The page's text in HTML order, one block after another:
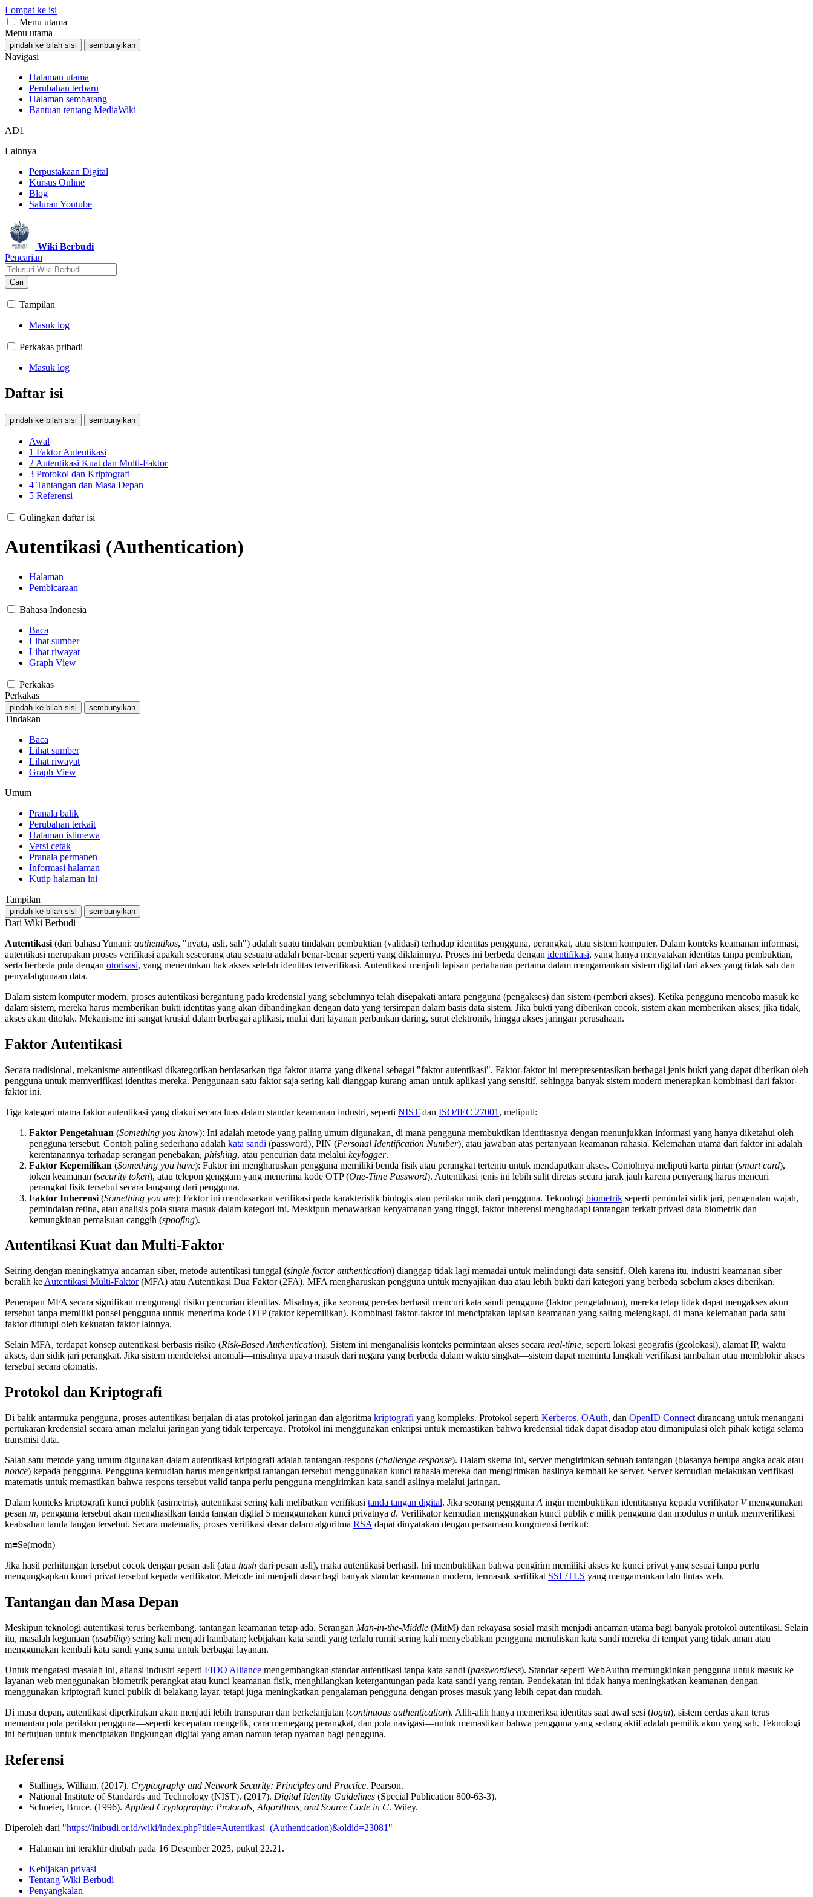
Lompat ke isi
Menu utama
Menu utama
pindah ke bilah sisi sembunyikan
Navigasi
Halaman utama
Perubahan terbaru
Halaman sembarang
Bantuan tentang MediaWiki
AD1
Lainnya
Perpustakaan Digital
Kursus Online
Blog
Saluran Youtube
Wiki Berbudi
Pencarian
Cari
Tampilan
Masuk log
Perkakas pribadi
Masuk log
Daftar isi
pindah ke bilah sisi sembunyikan
Awal
1 Faktor Autentikasi
2 Autentikasi Kuat dan Multi-Faktor
3 Protokol dan Kriptografi
4 Tantangan dan Masa Depan
5 Referensi
Gulingkan daftar isi
Autentikasi (Authentication)
Halaman
Pembicaraan
Bahasa Indonesia
Baca
Lihat sumber
Lihat riwayat
Graph View
Perkakas
Perkakas
pindah ke bilah sisi sembunyikan
Tindakan
Baca
Lihat sumber
Lihat riwayat
Graph View
Umum
Pranala balik
Perubahan terkait
Halaman istimewa
Versi cetak
Pranala permanen
Informasi halaman
Kutip halaman ini
Tampilan
pindah ke bilah sisi sembunyikan
Dari Wiki Berbudi
Autentikasi (dari bahasa Yunani: authentikos, "nyata, asli, sah") adalah suatu tindakan pembuktian (validasi) terhadap identitas pengguna, perangkat, atau sistem komputer. Dalam konteks keamanan informasi,
autentikasi merupakan proses verifikasi apakah seseorang atau sesuatu adalah benar-benar seperti yang diklaimnya. Proses ini berbeda dengan identifikasi, yang hanya menyatakan identitas tanpa pembuktian,
serta berbeda pula dengan otorisasi, yang menentukan hak akses setelah identitas terverifikasi. Autentikasi menjadi lapisan pertahanan pertama dalam mengamankan sistem digital dari akses yang tidak sah dan
penyalahgunaan data.
Dalam sistem komputer modern, proses autentikasi bergantung pada kredensial yang sebelumnya telah disepakati antara pengguna (pengakses) dan sistem (pemberi akses). Ketika pengguna mencoba masuk ke
dalam sistem, mereka harus memberikan bukti identitas yang akan dibandingkan dengan data yang tersimpan dalam basis data sistem. Jika bukti yang diberikan cocok, sistem akan memberikan akses; jika tidak,
akses akan ditolak. Mekanisme ini sangat krusial dalam berbagai aplikasi, mulai dari layanan perbankan daring, surat elektronik, hingga akses jaringan perusahaan.
Faktor Autentikasi
Secara tradisional, mekanisme autentikasi dikategorikan berdasarkan tiga faktor utama yang dikenal sebagai "faktor autentikasi". Faktor-faktor ini merepresentasikan berbagai jenis bukti yang dapat diberikan oleh
pengguna untuk memverifikasi identitas mereka. Penggunaan satu faktor saja sering kali dianggap kurang aman untuk aplikasi yang sensitif, sehingga banyak sistem modern menerapkan kombinasi dari faktor-
faktor ini.
Tiga kategori utama faktor autentikasi yang diakui secara luas dalam standar keamanan industri, seperti NIST dan ISO/IEC 27001 , meliputi:
Faktor Pengetahuan (Something you know): Ini adalah metode yang paling umum digunakan, di mana pengguna membuktikan identitasnya dengan menunjukkan informasi yang hanya diketahui oleh
pengguna tersebut. Contoh paling sederhana adalah kata sandi (password), PIN (Personal Identification Number), atau jawaban atas pertanyaan keamanan rahasia. Kelemahan utama dari faktor ini adalah
kerentanannya terhadap serangan penebakan, phishing, atau pencurian data melalui keylogger.
Faktor Kepemilikan (Something you have): Faktor ini mengharuskan pengguna memiliki benda fisik atau perangkat tertentu untuk mendapatkan akses. Contohnya meliputi kartu pintar (smart card),
token keamanan (security token), atau telepon genggam yang menerima kode OTP (One-Time Password). Autentikasi jenis ini lebih sulit diretas secara jarak jauh karena penyerang harus mencuri
perangkat fisik tersebut secara langsung dari pengguna.
Faktor Inherensi (Something you are): Faktor ini mendasarkan verifikasi pada karakteristik biologis atau perilaku unik dari pengguna. Teknologi biometrik seperti pemindai sidik jari, pengenalan wajah,
pemindaian retina, atau analisis pola suara masuk dalam kategori ini. Meskipun menawarkan kenyamanan yang tinggi, faktor inherensi menghadapi tantangan terkait privasi data biometrik dan
kemungkinan pemalsuan canggih (spoofing).
Autentikasi Kuat dan Multi-Faktor
Seiring dengan meningkatnya ancaman siber, metode autentikasi tunggal (single-factor authentication) dianggap tidak lagi memadai untuk melindungi data sensitif. Oleh karena itu, industri keamanan siber
beralih ke Autentikasi Multi-Faktor(MFA) atau Autentikasi Dua Faktor (2FA). MFA mengharuskan pengguna untuk menyajikan dua atau lebih bukti dari kategori yang berbeda sebelum akses diberikan.
Penerapan MFA secara signifikan mengurangi risiko pencurian identitas. Misalnya, jika seorang peretas berhasil mencuri kata sandi pengguna (faktor pengetahuan), mereka tetap tidak dapat mengakses akun
tersebut tanpa memiliki ponsel pengguna untuk menerima kode OTP (faktor kepemilikan). Kombinasi faktor-faktor ini menciptakan lapisan keamanan yang saling melengkapi, di mana kelemahan pada satu
faktor ditutupi oleh kekuatan faktor lainnya.
Selain MFA, terdapat konsep autentikasi berbasis risiko (Risk-Based Authentication). Sistem ini menganalisis konteks permintaan akses secara real-time, seperti lokasi geografis (geolokasi), alamat IP, waktu
akses, dan sidik jari perangkat. Jika sistem mendeteksi anomali—misalnya upaya masuk dari negara yang berbeda dalam waktu singkat—sistem dapat meminta langkah verifikasi tambahan atau memblokir akses
tersebut secara otomatis.
Protokol dan Kriptografi
Di balik antarmuka pengguna, proses autentikasi berjalan di atas protokol jaringan dan algoritma kriptografi yang kompleks. Protokol seperti Kerberos, OAuth, dan OpenID Connect dirancang untuk menangani
pertukaran kredensial secara aman melalui jaringan yang tidak terpercaya. Protokol ini menggunakan enkripsi untuk memastikan bahwa kredensial tidak dapat disadap atau dimanipulasi oleh pihak ketiga selama
transmisi data.
Salah satu metode yang umum digunakan dalam autentikasi kriptografi adalah tantangan-respons (challenge-response). Dalam skema ini, server mengirimkan sebuah tantangan (biasanya berupa angka acak atau
nonce) kepada pengguna. Pengguna kemudian harus mengenkripsi tantangan tersebut menggunakan kunci rahasia mereka dan mengirimkan hasilnya kembali ke server. Server kemudian melakukan verifikasi
matematis untuk memastikan bahwa respons tersebut valid tanpa perlu pengguna mengirimkan kata sandi aslinya melalui jaringan.
Dalam konteks kriptografi kunci publik (asimetris), autentikasi sering kali melibatkan verifikasi tanda tangan digital. Jika seorang pengguna A ingin membuktikan identitasnya kepada verifikator Vmenggunakan
pesan m, pengguna tersebut akan menghasilkan tanda tangan digital S menggunakan kunci privatnya d. Verifikator kemudian menggunakan kunci publik e milik pengguna dan modulus n untuk memverifikasi
keabsahan tanda tangan tersebut. Secara matematis, proses verifikasi dasar dalam algoritma RSA dapat dinyatakan dengan persamaan kongruensi berikut:
m≡Se(modn)
Jika hasil perhitungan tersebut cocok dengan pesan asli (atau hash dari pesan asli), maka autentikasi berhasil. Ini membuktikan bahwa pengirim memiliki akses ke kunci privat yang sesuai tanpa perlu
mengungkapkan kunci privat tersebut kepada verifikator. Metode ini menjadi dasar bagi banyak standar keamanan modern, termasuk sertifikat SSL/TLS yang mengamankan lalu lintas web.
Tantangan dan Masa Depan
Meskipun teknologi autentikasi terus berkembang, tantangan keamanan tetap ada. Serangan Man-in-the-Middle (MitM) dan rekayasa sosial masih menjadi ancaman utama bagi banyak protokol autentikasi. Selain
itu, masalah kegunaan (usability) sering kali menjadi hambatan; kebijakan kata sandi yang terlalu rumit sering kali menyebabkan pengguna menuliskan kata sandi mereka di tempat yang tidak aman atau
menggunakan kembali kata sandi yang sama untuk berbagai layanan.
Untuk mengatasi masalah ini, aliansi industri seperti FIDO Alliance mengembangkan standar autentikasi tanpa kata sandi (passwordless). Standar seperti WebAuthn memungkinkan pengguna untuk masuk ke
layanan web menggunakan biometrik perangkat atau kunci keamanan fisik, menghilangkan ketergantungan pada kata sandi yang rentan. Pendekatan ini tidak hanya meningkatkan keamanan dengan
menggunakan kriptografi kunci publik di belakang layar, tetapi juga meningkatkan pengalaman pengguna dengan proses masuk yang lebih cepat dan mudah.
Di masa depan, autentikasi diperkirakan akan menjadi lebih transparan dan berkelanjutan (continuous authentication). Alih-alih hanya memeriksa identitas saat awal sesi (login), sistem cerdas akan terus
memantau pola perilaku pengguna—seperti kecepatan mengetik, cara memegang perangkat, dan pola navigasi—untuk memastikan bahwa pengguna yang sedang aktif adalah pemilik akun yang sah. Teknologi
ini bertujuan untuk menciptakan lingkungan digital yang aman namun tetap nyaman bagi pengguna.
Referensi
Stallings, William. (2017). Cryptography and Network Security: Principles and Practice. Pearson.
National Institute of Standards and Technology (NIST). (2017). Digital Identity Guidelines (Special Publication 800-63-3).
Schneier, Bruce. (1996). Applied Cryptography: Protocols, Algorithms, and Source Code in C. Wiley.
Diperoleh dari "https://inibudi.or.id/wiki/index.php?title=Autentikasi_(Authentication)&oldid=23081 "
Halaman ini terakhir diubah pada 16 Desember 2025, pukul 22.21.
Kebijakan privasi
Tentang Wiki Berbudi
Penyangkalan